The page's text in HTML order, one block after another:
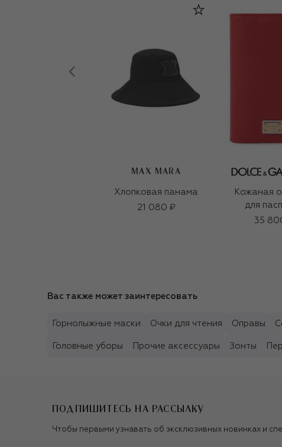
MAX MARA
Хлопковая панама
21 080 ₽
Кожаная
для
35
Вас также может заинтересовать
Горнолыжные маски Очки для чтения Оправы
Головные уборы Прочие аксессуары Зонты
ПОДПИШИТЕСЬ НА РАССЫЛКУ
Чтобы первыми узнавать об эксклюзивных новинках и